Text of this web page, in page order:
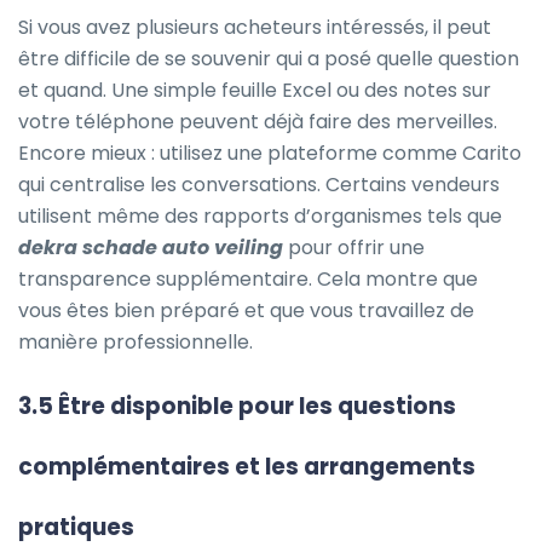
Si vous avez plusieurs acheteurs intéressés, il peut
être difficile de se souvenir qui a posé quelle question
et quand. Une simple feuille Excel ou des notes sur
votre téléphone peuvent déjà faire des merveilles.
Encore mieux : utilisez une plateforme comme Carito
qui centralise les conversations. Certains vendeurs
utilisent même des rapports d’organismes tels que
dekra schade auto veiling pour offrir une
transparence supplémentaire. Cela montre que
vous êtes bien préparé et que vous travaillez de
manière professionnelle.
3.5 Être disponible pour les questions
complémentaires et les arrangements
pratiques